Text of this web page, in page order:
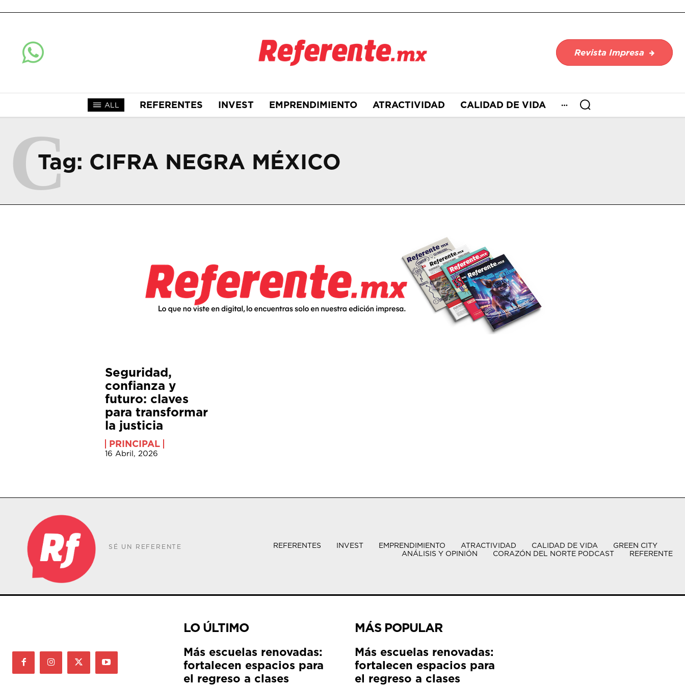
Revista Impresa
ALL REFERENTES INVEST EMPRENDIMIENTO ATRACTIVIDAD CALIDAD DE VIDA
Tag: CIFRA NEGRA MÉXICO
C
Seguridad,
confianza y
futuro: claves
para transformar
la justicia
PRINCIPAL
16 Abril, 2026
SÉ UN REFERENTE REFERENTES INVEST EMPRENDIMIENTO ATRACTIVIDAD CALIDAD DE VIDA
GREEN CITY
ANÁLISIS Y OPINIÓN
CORAZÓN DEL NORTE PODCAST REFERENTE
LO ÚLTIMO
Más escuelas renovadas:
fortalecen espacios para
el regreso a clases
MÁS POPULAR
Más escuelas renovadas:
fortalecen espacios para
el regreso a clases